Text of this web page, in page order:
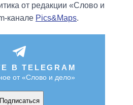
от редакции «Слово и
канале Pics&Maps.
В TELEGRAM
от «Слово и дело»
Подписаться